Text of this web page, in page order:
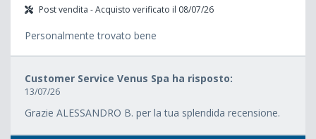
Post vendita - Acquisto verificato il 08/07/26
Personalmente trovato bene
Customer Service Venus Spa ha risposto:
13/07/26
Grazie ALESSANDRO B. per la tua splendida recensione.